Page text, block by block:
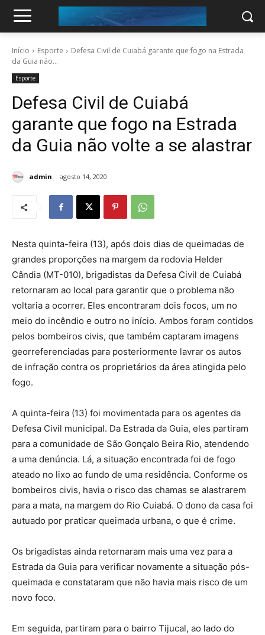
Início Esporte
Defesa Civil de Cuiabá garante que fogo na Estrada
da Guia não...
Esporte
Defesa Civil de Cuiabá
garante que fogo na Estrada
da Guia não volte a se alastrar
admin agosto 14, 2020
Nesta quinta-feira (13), após dois dias de queimadas de
grandes proporções na margem da rodovia Helder
Cândia (MT-010), brigadistas da Defesa Civil de Cuiabá
retornaram ao local para garantir que o problema não
voltaria a ocorrer. Eles encontraram dois focos, um no
meio do incêndio e outro no início. Ambos foram contidos
pelos bombeiros civis, que também captaram imagens
georreferenciadas para posteriormente lavrar os autos
de infração contra os proprietários da área atingida pelo
fogo.
A quinta-feira (13) foi movimentada para os agentes da
Defesa Civil municipal. Da Estrada da Guia, eles partiram
para a comunidade de São Gonçalo Beira Rio, atendendo
a uma denúncia. Lá, a situação encontrada foi de fogo
ateado no lixo ao fundo de uma residência. Conforme os
bombeiros civis, havia o risco das chamas se alastrarem
para a mata, na margem do Rio Cuiabá. O dono da casa foi
autuado por praticar queimada urbana, o que é crime.
Os brigadistas ainda retornaram mais uma vez para a
Estrada da Guia para verificar novamente a situação pós-
queimada e constataram que não havia mais risco de um
novo foco.
Em seguida, partiram para o bairro Tijucal, ao lado do